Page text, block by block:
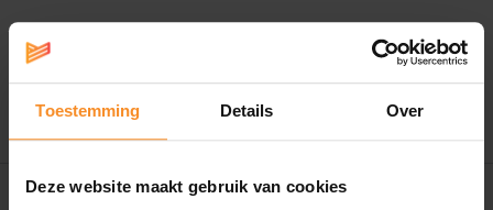
Toestemming Details Over
Deze website maakt gebruik van cookies
Gratis verzending in België en Nederland vanaf €50